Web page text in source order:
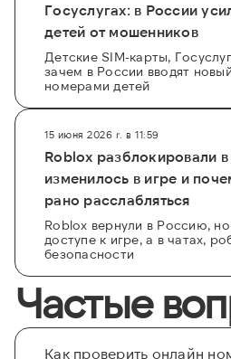
Госуслугах: в России
детей от мошенников
Детские SIM-карты,
зачем в России вводят
номерами детей
15 июня 2026 г. в 11:59
Roblox разблокировали
изменилось в игре и
рано расслабляться
Roblox вернули в Россию,
доступе к игре, а в чатах,
безопасности
Частые
Как проверить онлайн